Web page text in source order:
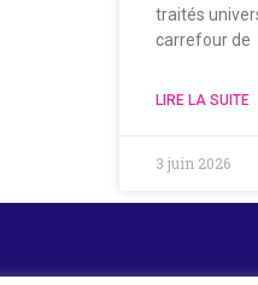
traités
carrefour de
LIRE LA SUITE
3 juin 2026